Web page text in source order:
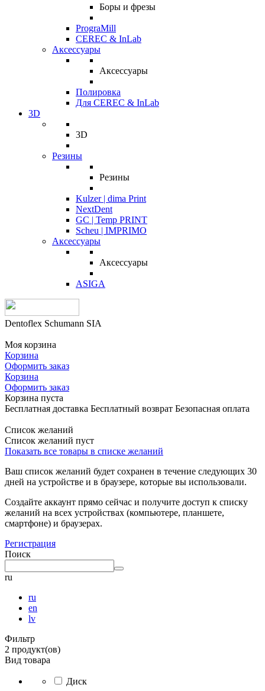
Боры и фрезы
PrograMill
CEREC & InLab
Аксессуары
Аксессуары
Полировка
Для CEREC & InLab
3D
3D
Резины
Резины
Kulzer | dima Print
NextDent
GC | Temp PRINT
Scheu | IMPRIMO
Аксессуары
Аксессуары
ASIGA
Dentoflex Schumann SIA
Моя корзина
Корзина
Оформить заказ
Корзина
Оформить заказ
Корзина пуста
Бесплатная доставка Бесплатный возврат Безопасная оплата
Список желаний
Список желаний пуст
Показать все товары в списке желаний
Ваш список желаний будет сохранен в течение следующих 30
дней на устройстве и в браузере, которые вы использовали.
Создайте аккаунт прямо сейчас и получите доступ к списку
желаний на всех устройствах (компьютере, планшете,
смартфоне) и браузерах.
Регистрация
Поиск
ru
ru
en
lv
Фильтр
2 продукт(ов)
Вид товара
Диск